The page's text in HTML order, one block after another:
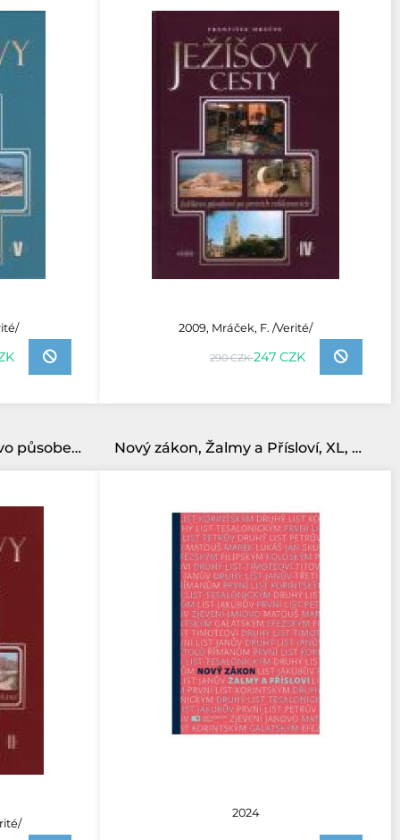
2009, Mráček, F. /Verité/
290 CZK247 CZK
Ježíšovy cesty II. - Ježíšovo působení do zázraku v Káně Nový zákon, Žalmy a Přísloví, XL, měkká vazba /1309/
2024